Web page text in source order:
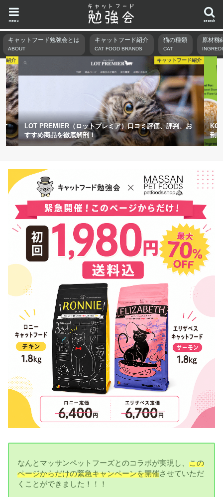
search
menu
キャットフード勉強会とは
ABOUT
キャットフード紹介
CAT FOOD BRANDS
猫の種類
CAT
原材料
ド紹介 キャットフード紹介
KOHA（コハ）口コミ評価、評判、おすすめ商品を徹底解
剖！
底
なんとマッサンペットフーズとのコラボが実現し、この
ページからだけの緊急キャンペーンを開催させていただ
くことができました！！！